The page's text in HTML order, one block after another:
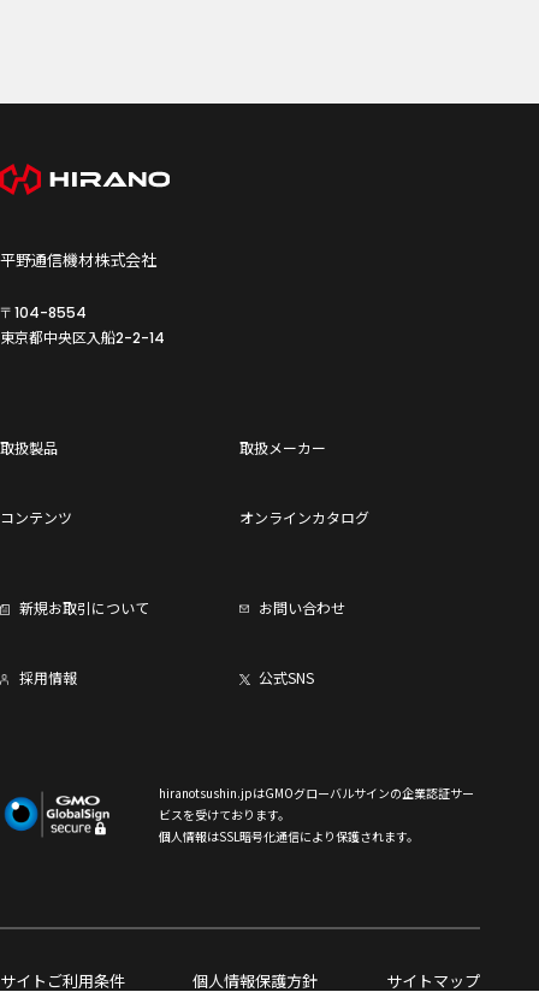
平野通信機材株式会社
〒104-8554
東京都中央区入船2-2-14
取扱製品 取扱メーカー
コンテンツ オンラインカタログ
新規お取引について お問い合わせ
採用情報 公式SNS
hiranotsushin.jpはGMOグローバルサインの企業認証サー
ビスを受けております。
個人情報はSSL暗号化通信により保護されます。
サイトご利用条件 個人情報保護方針 サイトマップ